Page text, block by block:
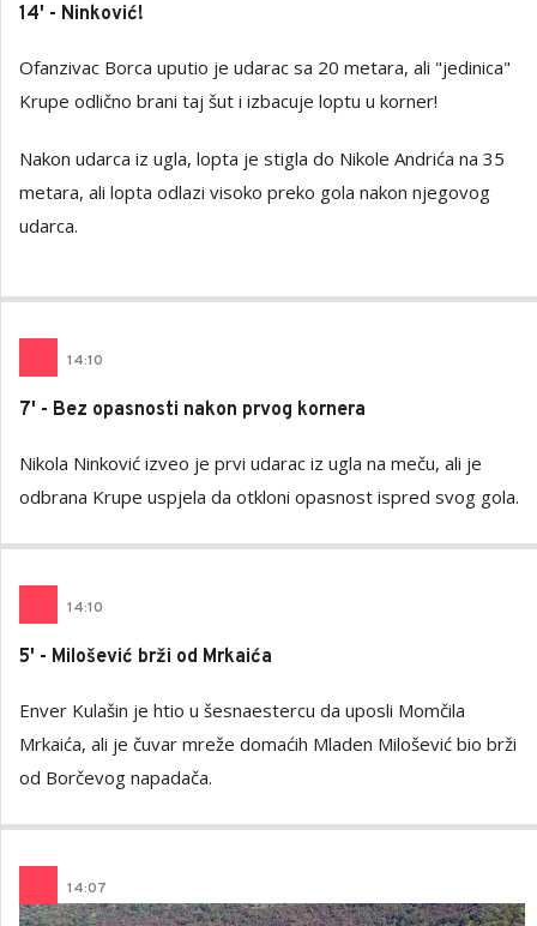
14' - Ninković!
Ofanzivac Borca uputio je udarac sa 20 metara, ali "jedinica"
Krupe odlično brani taj šut i izbacuje loptu u korner!
Nakon udarca iz ugla, lopta je stigla do Nikole Andrića na 35
metara, ali lopta odlazi visoko preko gola nakon njegovog
udarca.
14:10
7' - Bez opasnosti nakon prvog kornera
Nikola Ninković izveo je prvi udarac iz ugla na meču, ali je
odbrana Krupe uspjela da otkloni opasnost ispred svog gola.
14:10
5' - Milošević brži od Mrkaića
Enver Kulašin je htio u šesnaestercu da uposli Momčila
Mrkaića, ali je čuvar mreže domaćih Mladen Milošević bio brži
od Borčevog napadača.
14:07